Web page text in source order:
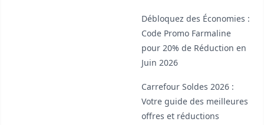
Débloquez des Économies :
Code Promo Farmaline
pour 20% de Réduction en
Juin 2026
Carrefour Soldes 2026 :
Votre guide des meilleures
offres et réductions